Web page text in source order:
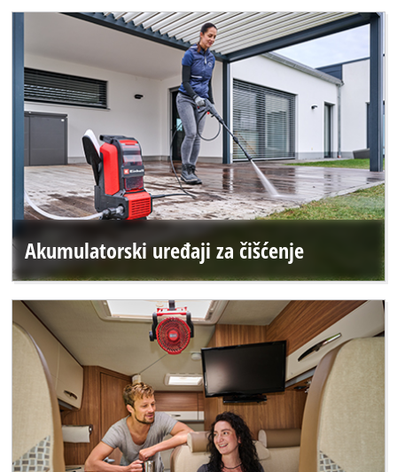
Akumulatorski uređaji za čišćenje